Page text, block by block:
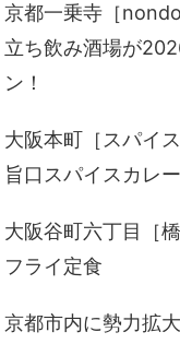
京都一乗寺［
立ち飲み酒場が
ン！
大阪本町［スパイ
旨口スパイスカレー
大阪谷町六丁目［
フライ定食
京都市内に勢力拡